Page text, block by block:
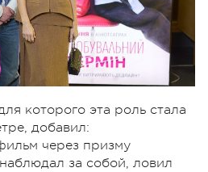
которого эта роль стала
добавил:
через призму
за собой, ловил